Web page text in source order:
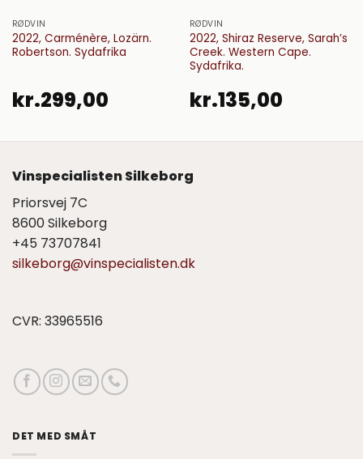
RØDVIN
2022, Carménère, Lozärn.
Robertson. Sydafrika
kr.299,00
RØDVIN
2022, Shiraz Reserve, Sarah’s
Creek. Western Cape.
Sydafrika.
kr.135,00
Vinspecialisten Silkeborg
Priorsvej 7C
8600 Silkeborg
+45 73707841
silkeborg@vinspecialisten.dk
CVR: 33965516
DET MED SMÅT